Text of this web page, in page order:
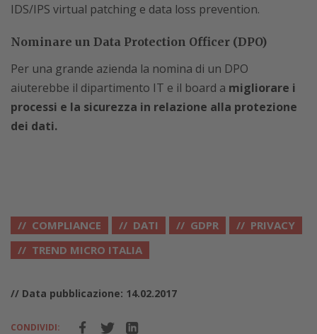
IDS/IPS virtual patching e data loss prevention.
Nominare un Data Protection Officer (DPO)
Per una grande azienda la nomina di un DPO
aiuterebbe il dipartimento IT e il board a migliorare i
processi e la sicurezza in relazione alla protezione
dei dati.
COMPLIANCE DATI GDPR
PRIVACY
TREND MICRO ITALIA
// Data pubblicazione: 14.02.2017
CONDIVIDI: